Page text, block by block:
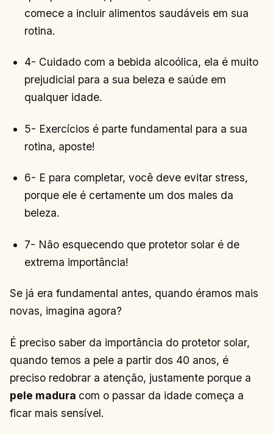
comece a incluir alimentos saudáveis em sua
rotina.
4- Cuidado com a bebida alcoólica, ela é muito
prejudicial para a sua beleza e saúde em
qualquer idade.
5- Exercícios é parte fundamental para a sua
rotina, aposte!
6- E para completar, você deve evitar stress,
porque ele é certamente um dos males da
beleza.
7- Não esquecendo que protetor solar é de
extrema importância!
Se já era fundamental antes, quando éramos mais
novas, imagina agora?
É preciso saber da importância do protetor solar,
quando temos a pele a partir dos 40 anos, é
preciso redobrar a atenção, justamente porque a
pele madura com o passar da idade começa a
ficar mais sensível.